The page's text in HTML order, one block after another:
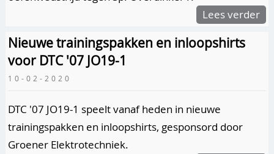
Lees verder
Nieuwe trainingspakken en inloopshirts
voor DTC '07 JO19-1
10-02-2020
DTC '07 JO19-1 speelt vanaf heden in nieuwe
trainingspakken en inloopshirts, gesponsord door
Groener Elektrotechniek.